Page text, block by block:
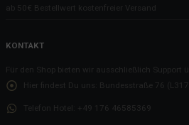
ab 50€ Bestellwert kostenfreier Versand
KONTAKT
Für den Shop bieten wir ausschließlich Support
Hier findest Du uns:
Bundesstraße 76
Telefon Hotel: +49 176 46585369